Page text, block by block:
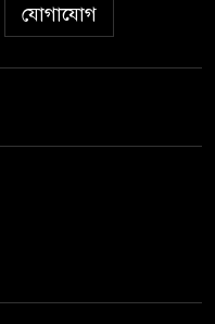
যোগাযোগ